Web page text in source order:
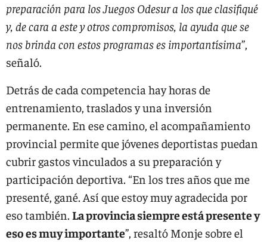
preparación para los Juegos Odesur a los que clasifiqué
y, de cara a este y otros compromisos, la ayuda que se
nos brinda con estos programas es importantísima”,
señaló.
Detrás de cada competencia hay horas de
entrenamiento, traslados y una inversión
permanente. En ese camino, el acompañamiento
provincial permite que jóvenes deportistas puedan
cubrir gastos vinculados a su preparación y
participación deportiva. “En los tres años que me
presenté, gané. Así que estoy muy agradecida por
eso también. La provincia siempre está presente y
eso es muy importante”, resaltó Monje sobre el